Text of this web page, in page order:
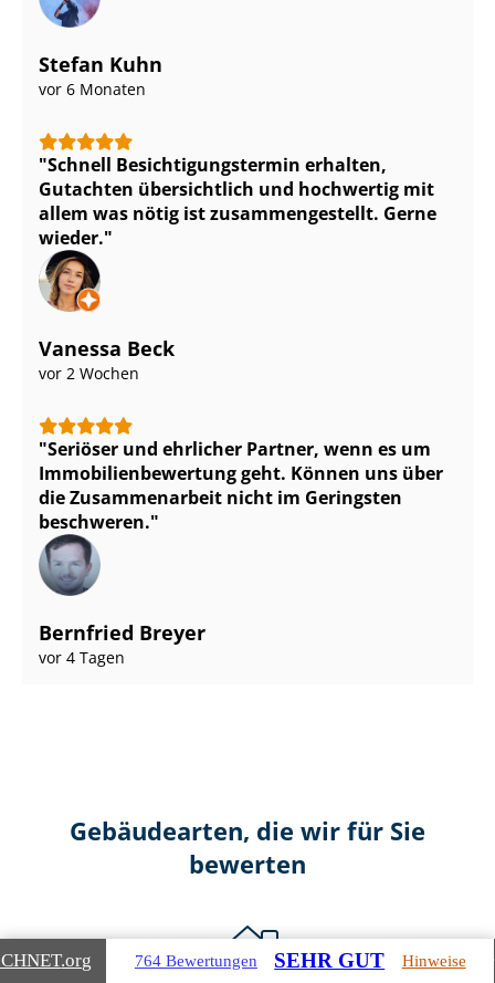
Stefan Kuhn
vor 6 Monaten
Schnell Be­sich­ti­gungs­ter­min erhalten,
Gutachten übersichtlich und hochwertig mit
allem was nötig ist zu­sam­men­ge­stellt. Gerne
wieder.
Vanessa Beck
vor 2 Wochen
Seriöser und ehrlicher Partner, wenn es um
Im­mo­bi­li­en­be­wer­tung geht. Können uns über
die Zusammenarbeit nicht im Geringsten
beschweren.
Bernfried Breyer
vor 4 Tagen
Gebäudearten, die wir für Sie
bewerten
.org 764 Bewertungen SEHR GUT Hinweise